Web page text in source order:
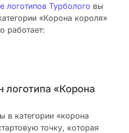
логотипов Турболого вы
«Корона короля»
работает:
«Корона
в категории «корона
точку, которая